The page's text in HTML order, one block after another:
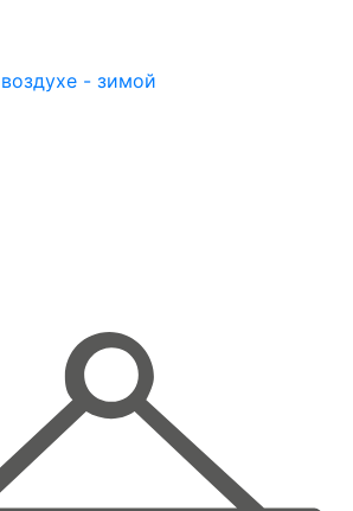
- зимой